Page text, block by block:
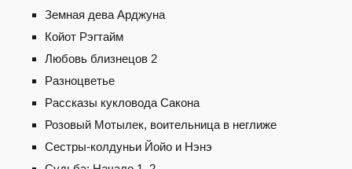
Земная дева Арджуна
Койот Рэгтайм
Любовь близнецов 2
Разноцветье
Рассказы кукловода Сакона
Розовый Мотылек, воительница в неглиже
Сестры-колдуньи Йойо и Нэнэ